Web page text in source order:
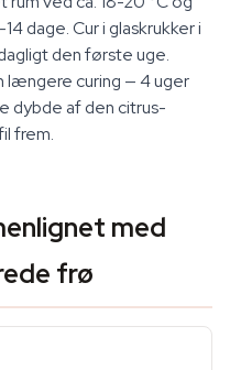
dage. Cur i glaskrukker i
den første uge.
længere curing — 4 uger
dybde af den citrus-
frem.
med
frø